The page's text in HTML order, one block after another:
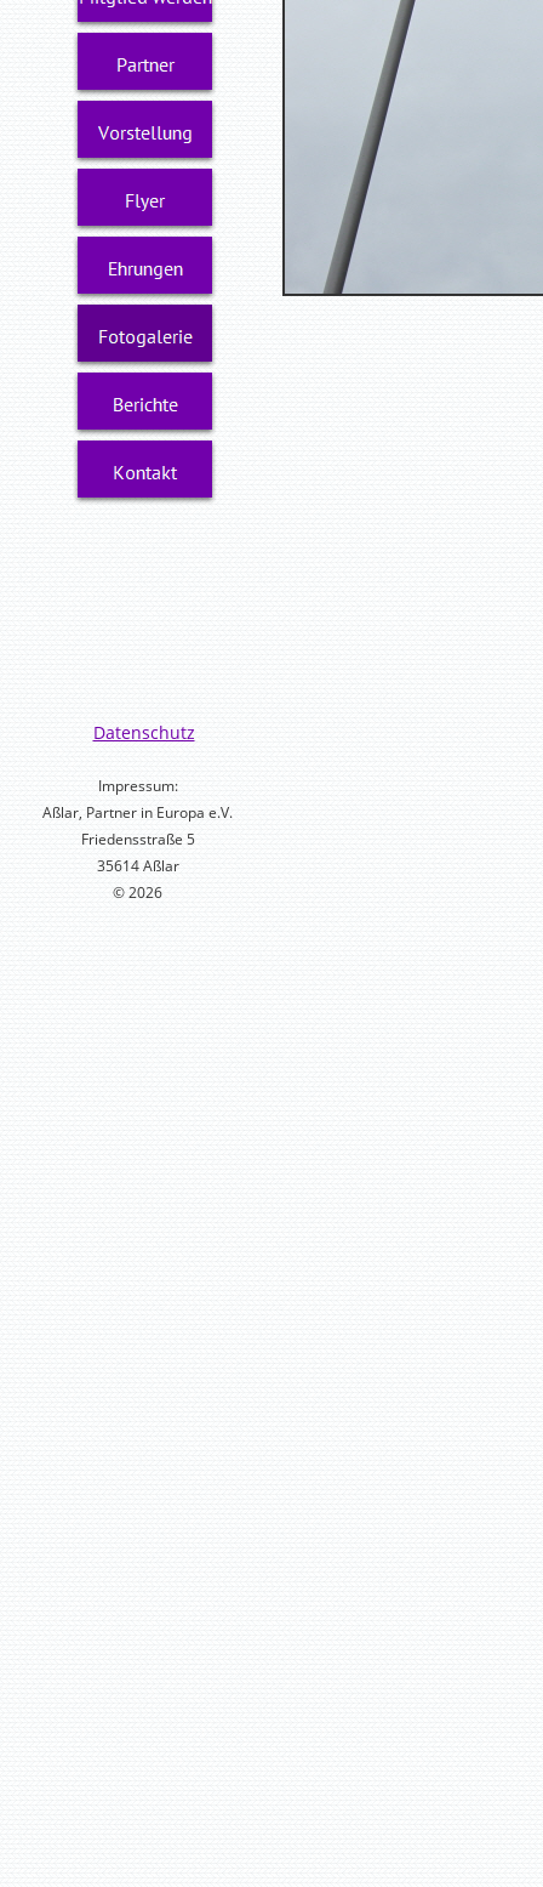
Impressum:
Aßlar, Partner in Europa e.V.
Friedensstraße 5
35614 Aßlar
© 2026
Datenschutz